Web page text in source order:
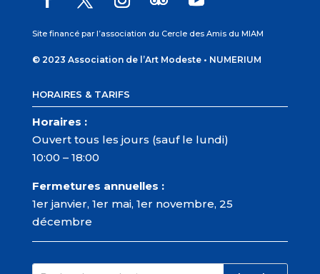
Site financé par l’association du Cercle des Amis du MIAM
© 2023 Association de l’Art Modeste • NUMERIUM
HORAIRES & TARIFS
Horaires :
Ouvert tous les jours (sauf le lundi)
10:00 – 18:00
Fermetures annuelles :
1er janvier, 1er mai, 1er novembre, 25
décembre